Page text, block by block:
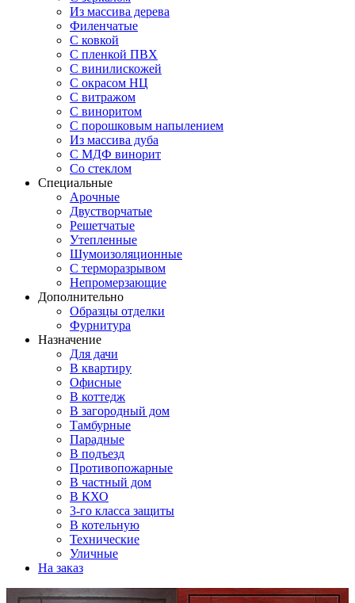
Из массива дерева
Филенчатые
С ковкой
С пленкой ПВХ
С винилискожей
С окрасом НЦ
С витражом
С виноритом
С порошковым напылением
Из массива дуба
С МДФ винорит
Со стеклом
Специальные
Арочные
Двустворчатые
Решетчатые
Утепленные
Шумоизоляционные
С терморазрывом
Непромерзающие
Дополнительно
Образцы отделки
Фурнитура
Назначение
Для дачи
В квартиру
Офисные
В коттедж
В загородный дом
Тамбурные
Парадные
В подъезд
Противопожарные
В частный дом
В КХО
3-го класса защиты
В котельную
Технические
Уличные
На заказ